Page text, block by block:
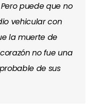
puede que no
vehicular con
la muerte de
no fue una
de sus